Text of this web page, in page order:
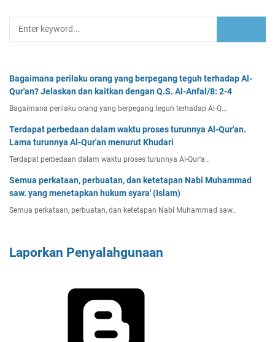
Bagaimana perilaku orang yang berpegang teguh terhadap Al-
Qur'an? Jelaskan dan kaitkan dengan Q.S. Al-Anfal/8: 2-4
Bagaimana perilaku orang yang berpegang teguh terhadap Al-Q…
Terdapat perbedaan dalam waktu proses turunnya Al-Qur'an.
Lama turunnya Al-Qur'an menurut Khudari
Terdapat perbedaan dalam waktu proses turunnya Al-Qur'a…
Semua perkataan, perbuatan, dan ketetapan Nabi Muhammad
saw. yang menetapkan hukum syara' (Islam)
Semua perkataan, perbuatan, dan ketetapan Nabi Muhammad saw…
Laporkan Penyalahgunaan